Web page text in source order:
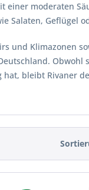
einer moderaten
Salaten, Geflügel
und Klimazonen
Obwohl
bleibt Rivaner